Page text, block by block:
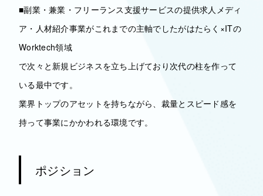
■副業・兼業・フリーランス支援サービスの提供求人メディ
ア・人材紹介事業がこれまでの主軸でしたがはたらく×ITの
Worktech領域
で次々と新規ビジネスを立ち上げており次代の柱を作って
いる最中です。
業界トップのアセットを持ちながら、裁量とスピード感を
持って事業にかかわれる環境です。
ポジション